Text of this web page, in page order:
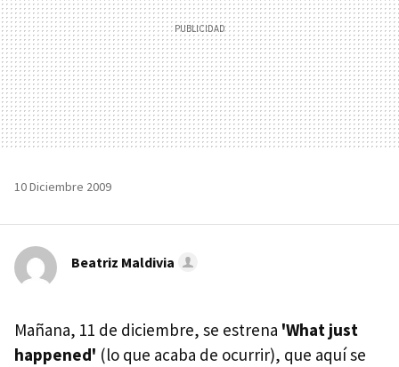
10 Diciembre 2009
Beatriz Maldivia
Mañana, 11 de diciembre, se estrena 'What just
happened' (lo que acaba de ocurrir), que aquí se